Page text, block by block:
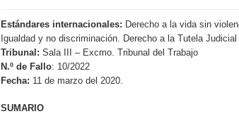
Estándares internacionales: Derecho a la vida sin
Igualdad y no discriminación. Derecho a la Tutela
Tribunal: Sala III – Excmo. Tribunal del Trabajo
N.º de Fallo: 10/2022
Fecha: 11 de marzo del 2020.
SUMARIO